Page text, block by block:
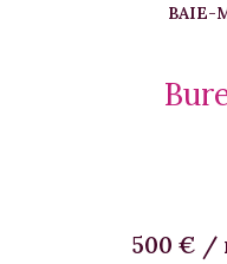
BAIE-
500 € /